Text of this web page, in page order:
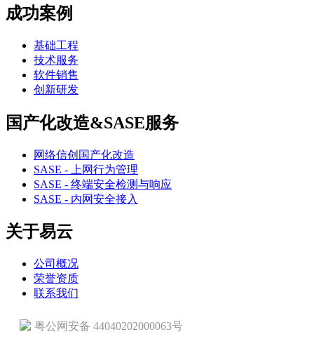
成功案例
基础工程
技术服务
软件销售
创新研发
国产化改造&SASE服务
网络信创国产化改造
SASE - 上网行为管理
SASE - 终端安全检测与响应
SASE - 内网安全接入
关于易云
公司概况
荣誉资质
联系我们
粤公网安备 44040202000063号